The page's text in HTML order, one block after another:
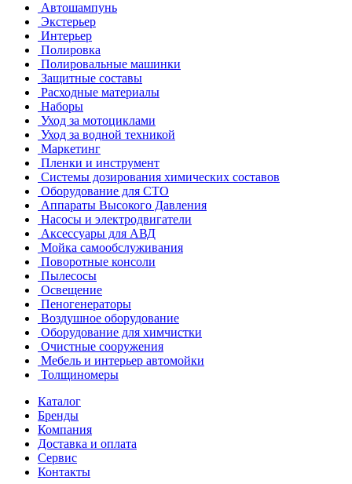
Автошампунь
Экстерьер
Интерьер
Полировка
Полировальные машинки
Защитные составы
Расходные материалы
Наборы
Уход за мотоциклами
Уход за водной техникой
Маркетинг
Пленки и инструмент
Системы дозирования химических составов
Оборудование для СТО
Аппараты Высокого Давления
Насосы и электродвигатели
Аксессуары для АВД
Мойка самообслуживания
Поворотные консоли
Пылесосы
Освещение
Пеногенераторы
Воздушное оборудование
Оборудование для химчистки
Очистные сооружения
Мебель и интерьер автомойки
Толщиномеры
Каталог
Бренды
Компания
Доставка и оплата
Сервис
Контакты